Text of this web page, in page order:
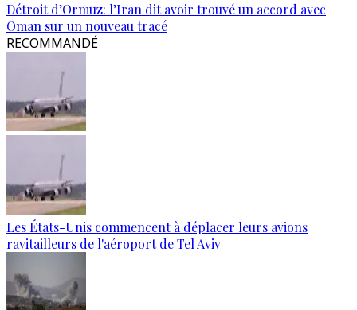
Détroit d’Ormuz: l’Iran dit avoir trouvé un accord avec
Oman sur un nouveau tracé
RECOMMANDÉ
Les États-Unis commencent à déplacer leurs avions
ravitailleurs de l'aéroport de Tel Aviv